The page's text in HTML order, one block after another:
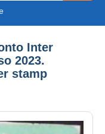
Inter
2023.
stamp